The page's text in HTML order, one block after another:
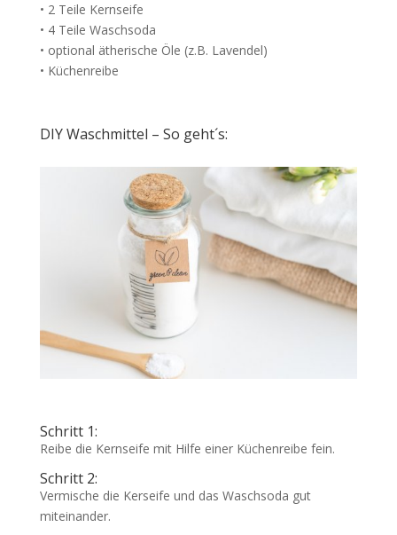
• 2 Teile Kernseife
• 4 Teile Waschsoda
• optional ätherische Öle (z.B. Lavendel)
• Küchenreibe
DIY Waschmittel – So geht´s:
Schritt 1:
Reibe die Kernseife mit Hilfe einer Küchenreibe fein.
Schritt 2:
Vermische die Kerseife und das Waschsoda gut
miteinander.